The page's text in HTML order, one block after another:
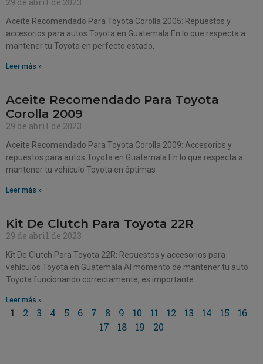
Aceite Recomendado Para Toyota Corolla 2005: Repuestos y
accesorios para autos Toyota en Guatemala En lo que respecta a
mantener tu Toyota en perfecto estado,
Leer más »
Aceite Recomendado Para Toyota
Corolla 2009
29 de abril de 2023
Aceite Recomendado Para Toyota Corolla 2009: Accesorios y
repuestos para autos Toyota en Guatemala En lo que respecta a
mantener tu vehículo Toyota en óptimas
Leer más »
Kit De Clutch Para Toyota 22R
29 de abril de 2023
Kit De Clutch Para Toyota 22R: Repuestos y accesorios para
vehículos Toyota en Guatemala Al momento de mantener tu auto
Toyota funcionando correctamente, es importante
Leer más »
1 2 3 4 5 6 7 8 9 10 11 12 13 14 15
16
17
18 19 20